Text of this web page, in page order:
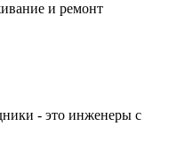
и ремонт
- это инженеры с